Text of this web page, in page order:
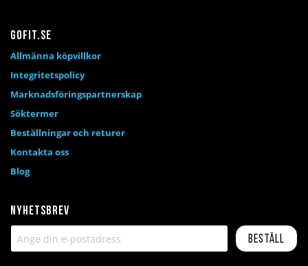
Nyhetsbrev
Beställ
Gofit.se
Allmänna köpvillkor
Integritetspolicy
Marknadsföringspartnerskap
Söktermer
Beställningar och returer
Kontakta oss
Blog